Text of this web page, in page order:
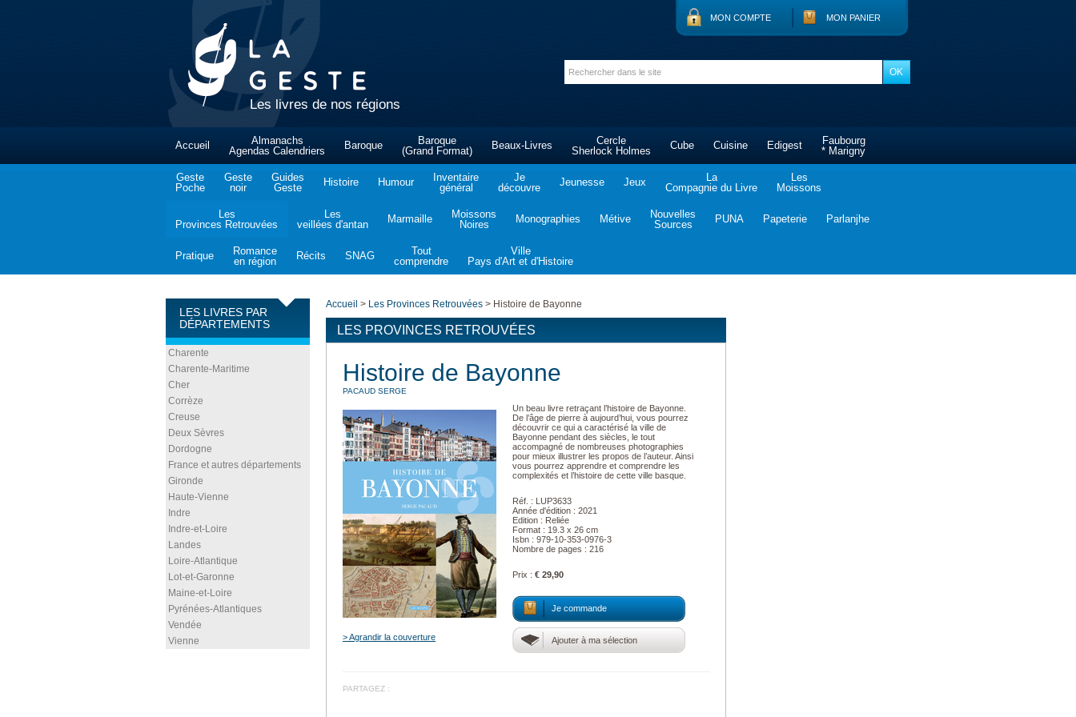
Les livres de nos régions
MON COMPTE MON PANIER
Accueil
Almanachs
Agendas Calendriers
Baroque
Baroque
(Grand Format)
Beaux-Livres
Cercle
Sherlock Holmes
Cube Cuisine Edigest
Faubourg
* Marigny
Geste
Poche
Geste
noir
Guides
Geste
Histoire Humour
Inventaire
général
Je
découvre
Jeunesse Jeux
La
Compagnie du Livre
Les
Moissons
Les
Provinces Retrouvées
Les
veillées d'antan
Marmaille
Moissons
Noires
Monographies Métive
Nouvelles
Sources
PUNA Papeterie Parlanjhe
Pratique
Romance
en région
Récits SNAG
Tout
comprendre
Ville
Pays d'Art et d'Histoire
LES LIVRES PAR
DÉPARTEMENTS
Charente
Charente-Maritime
Cher
Corrèze
Creuse
Deux Sèvres
Dordogne
France et autres départements
Gironde
Haute-Vienne
Indre
Indre-et-Loire
Landes
Loire-Atlantique
Lot-et-Garonne
Maine-et-Loire
Pyrénées-Atlantiques
Vendée
Vienne
Accueil > Les Provinces Retrouvées > Histoire de Bayonne
LES PROVINCES RETROUVÉES
Histoire de Bayonne
PACAUD SERGE
> Agrandir la couverture
Un beau livre retraçant l’histoire de Bayonne.
De l’âge de pierre à aujourd’hui, vous pourrez
découvrir ce qui a caractérisé la ville de
Bayonne pendant des siècles, le tout
accompagné de nombreuses photographies
pour mieux illustrer les propos de l’auteur. Ainsi
vous pourrez apprendre et comprendre les
complexités et l’histoire de cette ville basque.
Réf. : LUP3633
Année d'édition : 2021
Edition : Reliée
Format : 19.3 x 26 cm
Isbn : 979-10-353-0976-3
Nombre de pages : 216
Prix : € 29,90
Je commande
Ajouter à ma sélection
PARTAGEZ :